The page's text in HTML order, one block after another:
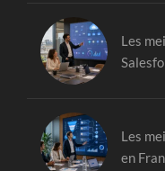
Les
Les
en